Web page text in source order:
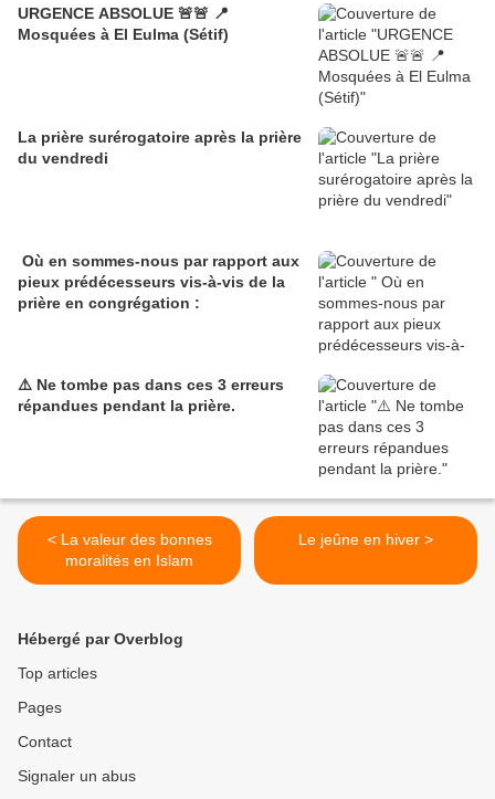
URGENCE ABSOLUE 🚨🚨 📍
Mosquées à El Eulma (Sétif)
La prière surérogatoire après la prière
du vendredi
Où en sommes-nous par rapport aux
pieux prédécesseurs vis-à-vis de la
prière en congrégation :
⚠️ Ne tombe pas dans ces 3 erreurs
répandues pendant la prière.
< La valeur des bonnes
moralités en Islam
Le jeûne en hiver >
Hébergé par Overblog
Top articles
Pages
Contact
Signaler un abus